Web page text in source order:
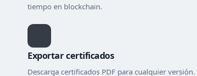
tiempo en blockchain.
Exportar certificados
Descarga certificados PDF para cualquier